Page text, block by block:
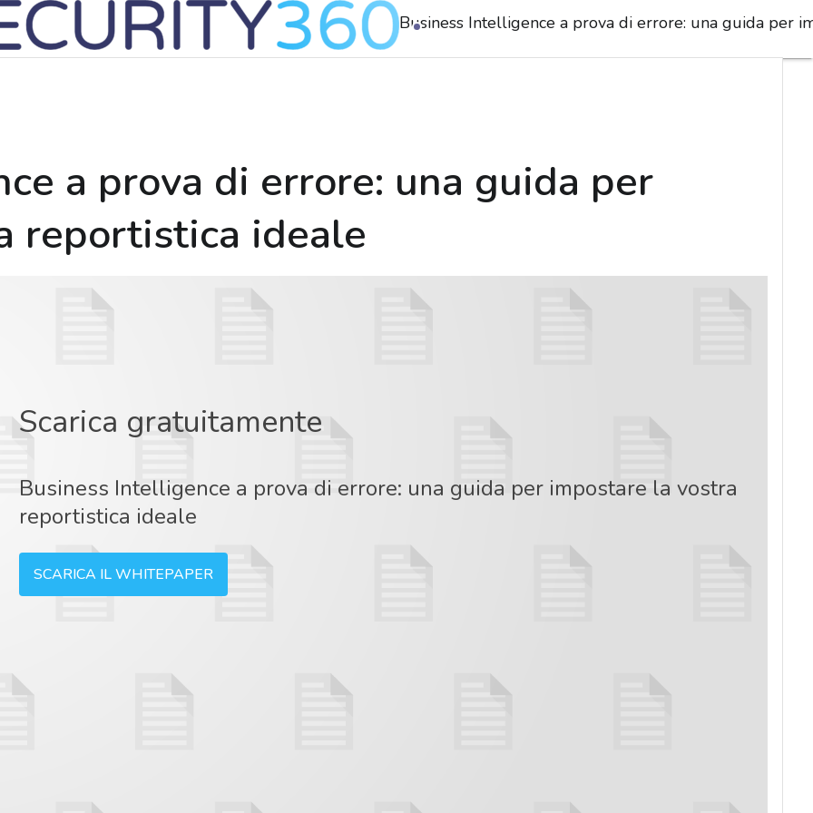
Business Intelligence a prova di errore: una guida per
a prova di errore: una guida per
reportistica ideale
Scarica gratuitamente
Business Intelligence a prova di errore: una guida per impostare la vostra
reportistica ideale
SCARICA IL WHITEPAPER